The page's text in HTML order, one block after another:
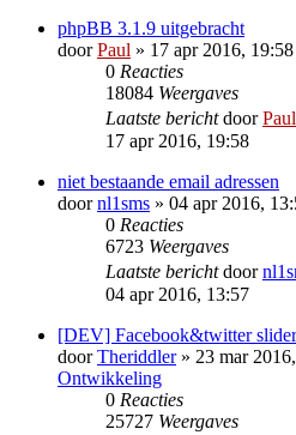
phpBB 3.1.9 uitgebracht
doorPaul » 17 apr 2016,
0 Reacties
18084 Weergaves
Laatste berichtdoorPaul
17 apr 2016, 19:58
niet bestaande email adressen
doornl1sms » 04 apr 2016,
0 Reacties
6723 Weergaves
Laatste berichtdoor
04 apr 2016, 13:57
[DEV] Facebook&twitter slider
doorTheriddler» 23 mar
Ontwikkeling
0 Reacties
25727 Weergaves